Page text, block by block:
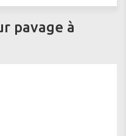
pavage à